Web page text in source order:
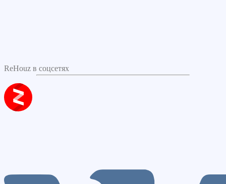
ReHouz в соцсетях